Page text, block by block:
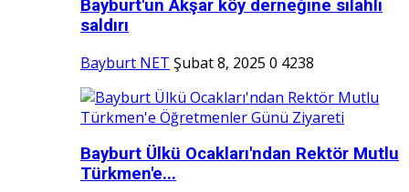
Bayburt'un Akşar köy derneğine silahlı
saldırı
Bayburt NET Şubat 8, 2025 0 4238
Bayburt Ülkü Ocakları'ndan Rektör Mutlu
Türkmen'e...